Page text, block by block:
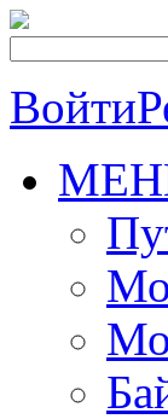
Войти